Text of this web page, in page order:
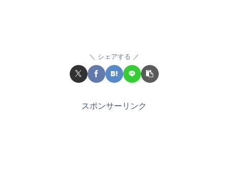
シェアする
スポンサーリンク